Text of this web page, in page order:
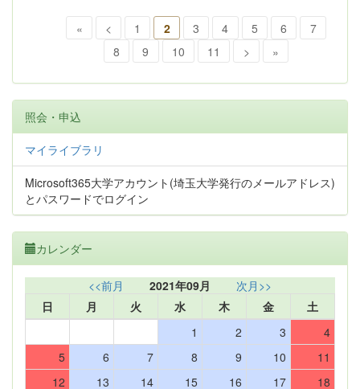
« < 1 2 3 4 5 6
7
8
9 10 11 > »
照会・申込
マイライブラリ
Microsoft365大学アカウント(埼玉大学発行のメールアドレス)
とパスワードでログイン
カレンダー
<<前月 2021年09月
次月>>
日
月 火 水 木 金
土
1
2 3
4
5
6 7 8 9 10
11
12
13 14 15 16 17
18